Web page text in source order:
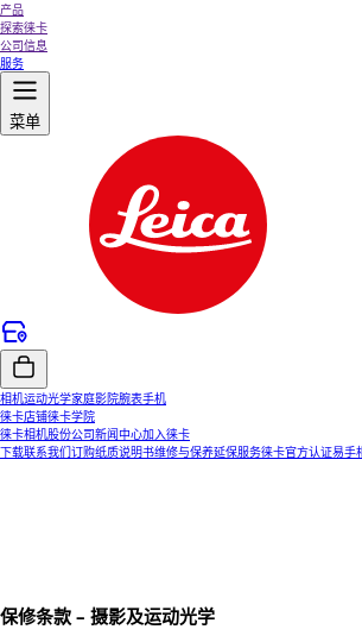
产品
探索徕卡
公司信息
服务
菜单
相机运动光学家庭影院腕表手机
徕卡店铺徕卡学院
徕卡相机股份公司新闻中心加入徕卡
下载联系我们订购纸质说明书维修与保养延保服务徕卡官方认证易手
保修条款 – 摄影及运动光学